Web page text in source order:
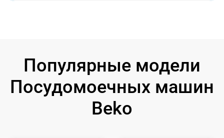
Популярные модели
Посудомоечных машин
Beko